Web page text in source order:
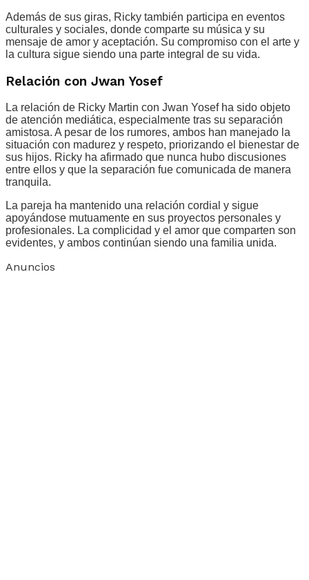
Además de sus giras, Ricky también participa en eventos
culturales y sociales, donde comparte su música y su
mensaje de amor y aceptación. Su compromiso con el arte y
la cultura sigue siendo una parte integral de su vida.
Relación con Jwan Yosef
La relación de Ricky Martin con Jwan Yosef ha sido objeto
de atención mediática, especialmente tras su separación
amistosa. A pesar de los rumores, ambos han manejado la
situación con madurez y respeto, priorizando el bienestar de
sus hijos. Ricky ha afirmado que nunca hubo discusiones
entre ellos y que la separación fue comunicada de manera
tranquila.
La pareja ha mantenido una relación cordial y sigue
apoyándose mutuamente en sus proyectos personales y
profesionales. La complicidad y el amor que comparten son
evidentes, y ambos continúan siendo una familia unida.
Anuncios